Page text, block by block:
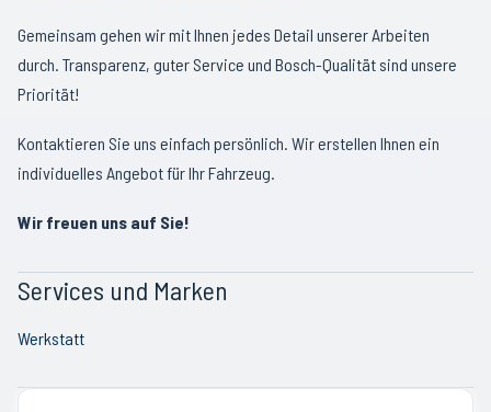
Gemeinsam gehen wir mit Ihnen jedes Detail unserer Arbeiten
durch. Transparenz, guter Service und Bosch-Qualität sind unsere
Priorität!
Kontaktieren Sie uns einfach persönlich. Wir erstellen Ihnen ein
individuelles Angebot für Ihr Fahrzeug.
Wir freuen uns auf Sie!
Services und Marken
Werkstatt